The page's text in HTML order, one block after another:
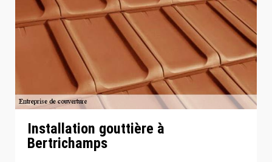
Installation gouttière à
Bertrichamps